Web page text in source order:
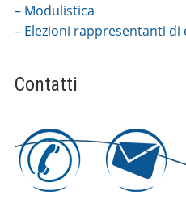
– Modulistica
– Elezioni rappresentanti di
Contatti